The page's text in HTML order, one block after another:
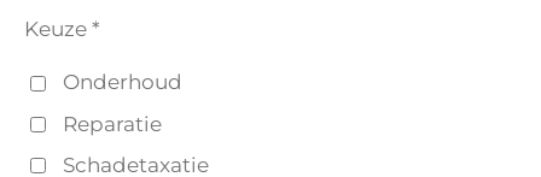
Keuze *
Onderhoud
Reparatie
Schadetaxatie